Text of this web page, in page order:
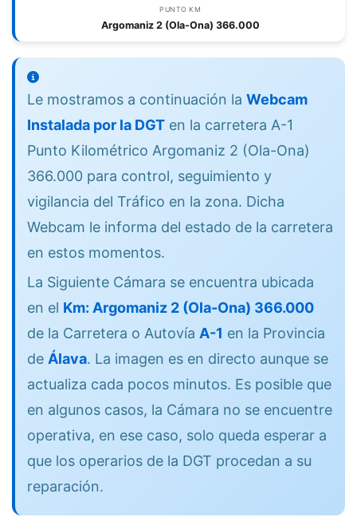
PUNTO KM
Argomaniz 2 (Ola-Ona) 366.000
Le mostramos a continuación la Webcam
Instalada por la DGT en la carretera A-1
Punto Kilométrico Argomaniz 2 (Ola-Ona)
366.000 para control, seguimiento y
vigilancia del Tráfico en la zona. Dicha
Webcam le informa del estado de la carretera
en estos momentos.
La Siguiente Cámara se encuentra ubicada
en el Km: Argomaniz 2 (Ola-Ona) 366.000
de la Carretera o Autovía A-1 en la Provincia
de Álava. La imagen es en directo aunque se
actualiza cada pocos minutos. Es posible que
en algunos casos, la Cámara no se encuentre
operativa, en ese caso, solo queda esperar a
que los operarios de la DGT procedan a su
reparación.